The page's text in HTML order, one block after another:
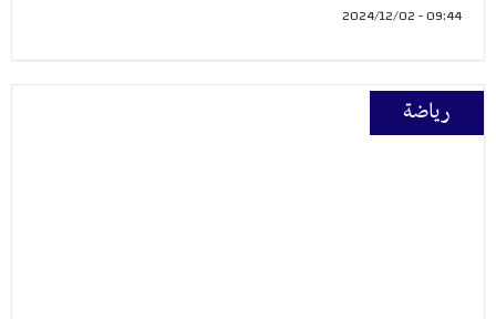
09:44 - 2024/12/02
رياضة